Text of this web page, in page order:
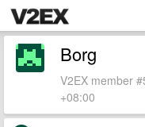
Borg
V2EX member
+08:00